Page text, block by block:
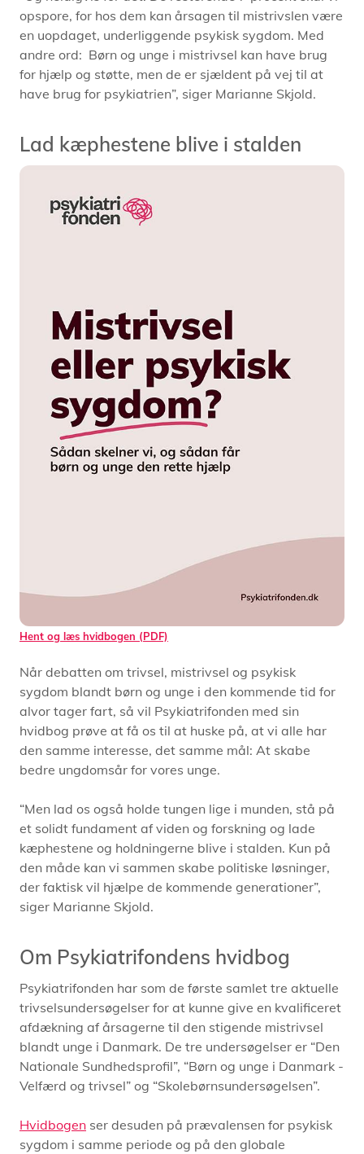
opspore, for hos dem kan årsagen til mistrivslen være
en uopdaget, underliggende psykisk sygdom. Med
andre ord: Børn og unge i mistrivsel kan have brug
for hjælp og støtte, men de er sjældent på vej til at
have brug for psykiatrien”, siger Marianne Skjold.
Lad kæphestene blive i stalden
Hent og læs hvidbogen (PDF)
Når debatten om trivsel, mistrivsel og psykisk
sygdom blandt børn og unge i den kommende tid for
alvor tager fart, så vil Psykiatrifonden med sin
hvidbog prøve at få os til at huske på, at vi alle har
den samme interesse, det samme mål: At skabe
bedre ungdomsår for vores unge.
“Men lad os også holde tungen lige i munden, stå på
et solidt fundament af viden og forskning og lade
kæphestene og holdningerne blive i stalden. Kun på
den måde kan vi sammen skabe politiske løsninger,
der faktisk vil hjælpe de kommende generationer”,
siger Marianne Skjold.
Om Psykiatrifondens hvidbog
Psykiatrifonden har som de første samlet tre aktuelle
trivselsundersøgelser for at kunne give en kvalificeret
afdækning af årsagerne til den stigende mistrivsel
blandt unge i Danmark. De tre undersøgelser er “Den
Nationale Sundhedsprofil”, “Børn og unge i Danmark -
Velfærd og trivsel” og “Skolebørnsundersøgelsen”.
Hvidbogen ser desuden på prævalensen for psykisk
sygdom i samme periode og på den globale